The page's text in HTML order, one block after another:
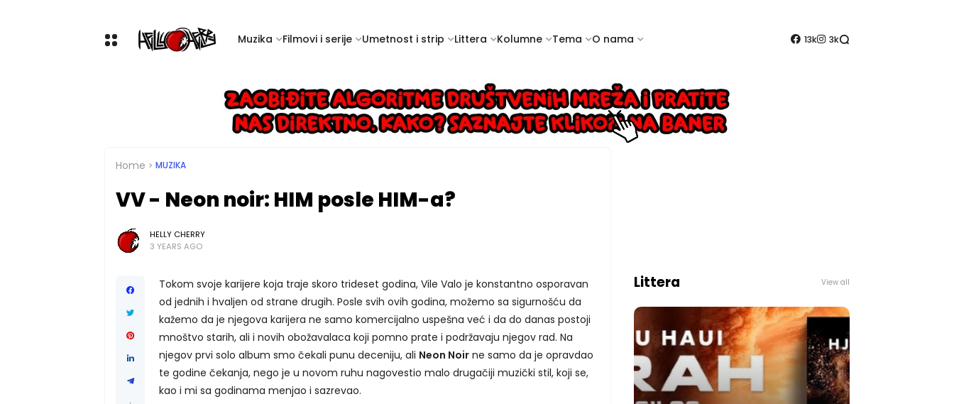
Muzika Filmovi i serije Umetnost i strip Littera Kolumne Tema O nama 13k 3k
Home MUZIKA
VV - Neon noir: HIM posle HIM-a?
HELLY CHERRY
3 YEARS AGO
Tokom svoje karijere koja traje skoro trideset godina, Vile Valo je konstantno osporavan
od jednih i hvaljen od strane drugih. Posle svih ovih godina, možemo sa sigurnošću da
kažemo da je njegova karijera ne samo komercijalno uspešna već i da do danas postoji
mnoštvo starih, ali i novih obožavalaca koji pomno prate i podržavaju njegov rad. Na
njegov prvi solo album smo čekali punu deceniju, ali Neon Noir ne samo da je opravdao
te godine čekanja, nego je u novom ruhu nagovestio malo drugačiji muzički stil, koji se,
kao i mi sa godinama menjao i sazrevao.
Littera View all